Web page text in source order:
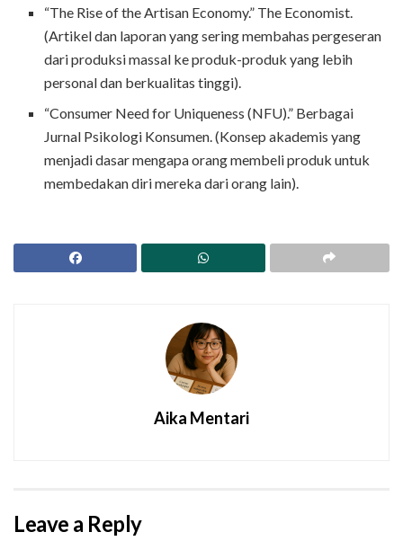
“The Rise of the Artisan Economy.” The Economist.
(Artikel dan laporan yang sering membahas pergeseran
dari produksi massal ke produk-produk yang lebih
personal dan berkualitas tinggi).
“Consumer Need for Uniqueness (NFU).” Berbagai
Jurnal Psikologi Konsumen. (Konsep akademis yang
menjadi dasar mengapa orang membeli produk untuk
membedakan diri mereka dari orang lain).
Aika Mentari
Leave a Reply